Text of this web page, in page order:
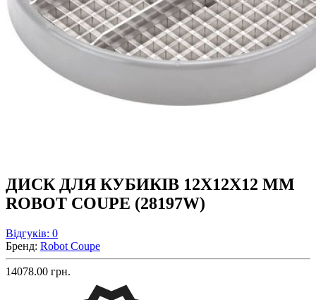
ДИСК ДЛЯ КУБИКІВ 12X12X12 ММ
ROBOT COUPE (28197W)
Відгуків: 0
Бренд: Robot Coupe
14078.00 грн.